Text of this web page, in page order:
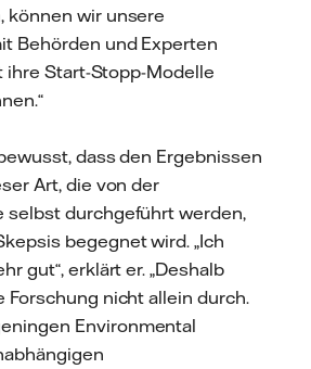
können wir unsere
Behörden und Experten
ihre Start-Stopp-Modelle
dass den Ergebnissen
Art, die von der
selbst durchgeführt werden,
begegnet wird. „Ich
gut“, erklärt er. „Deshalb
Forschung nicht allein durch.
Environmental